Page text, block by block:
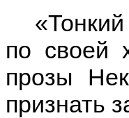
по своей
прозы
признать